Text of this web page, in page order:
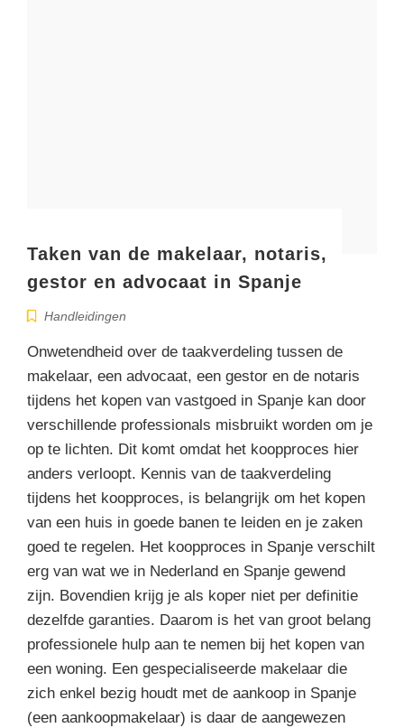
Taken van de makelaar, notaris,
gestor en advocaat in Spanje
Handleidingen
Onwetendheid over de taakverdeling tussen de
makelaar, een advocaat, een gestor en de notaris
tijdens het kopen van vastgoed in Spanje kan door
verschillende professionals misbruikt worden om je
op te lichten. Dit komt omdat het koopproces hier
anders verloopt. Kennis van de taakverdeling
tijdens het koopproces, is belangrijk om het kopen
van een huis in goede banen te leiden en je zaken
goed te regelen. Het koopproces in Spanje verschilt
erg van wat we in Nederland en Spanje gewend
zijn. Bovendien krijg je als koper niet per definitie
dezelfde garanties. Daarom is het van groot belang
professionele hulp aan te nemen bij het kopen van
een woning. Een gespecialiseerde makelaar die
zich enkel bezig houdt met de aankoop in Spanje
(een aankoopmakelaar) is daar de aangewezen